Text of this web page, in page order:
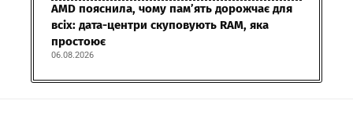
AMD пояснила, чому пам’ять дорожчає для
всіх: дата-центри скуповують RAM, яка
простоює
06.08.2026